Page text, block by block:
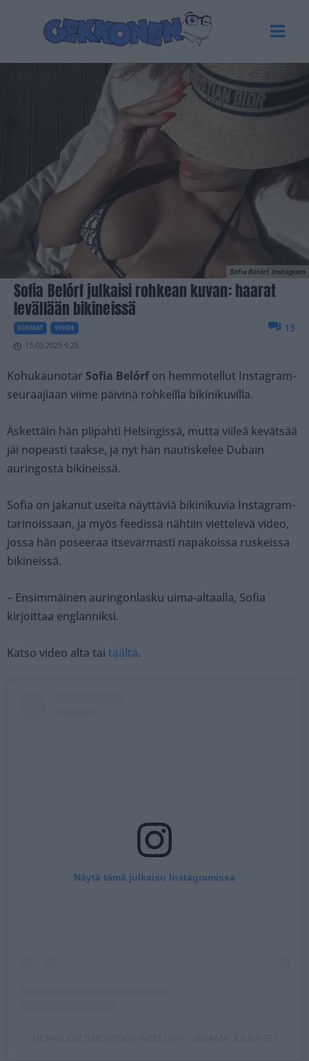
Sofia Belórf, Instagram
Sofia Belórf julkaisi rohkean kuvan: haarat
levällään bikineissä
KUUMAT VIIHDE
15.03.2025 9.25
13
Kohukaunotar Sofia Belórfon hemmotellut Instagram-
seuraajiaan viime päivinä rohkeilla bikinikuvilla.
Äskettäin hän piipahti Helsingissä, mutta viileä kevätsää
jäi nopeasti taakse, ja nyt hän nautiskelee Dubain
auringosta bikineissä.
Sofia on jakanut useita näyttäviä bikinikuvia Instagram-
tarinoissaan, ja myös feedissä nähtiin viettelevä video,
jossa hän poseeraa itsevarmasti napakoissa ruskeissa
bikineissä.
– Ensimmäinen auringonlasku uima-altaalla, Sofia
kirjoittaa englanniksi.
Katso video alta tai täältä.
Näytä tämä julkaisu Instagramissa